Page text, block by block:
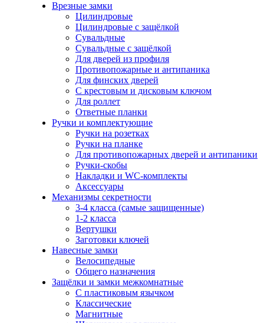
Врезные замки
Цилиндровые
Цилиндровые с защёлкой
Сувальдные
Сувальдные с защёлкой
Для дверей из профиля
Противопожарные и антипаника
Для финских дверей
С крестовым и дисковым ключом
Для роллет
Ответные планки
Ручки и комплектующие
Ручки на розетках
Ручки на планке
Для противопожарных дверей и антипаники
Ручки-скобы
Накладки и WC-комплекты
Аксессуары
Механизмы секретности
3-4 класса (самые защищенные)
1-2 класса
Вертушки
Заготовки ключей
Навесные замки
Велосипедные
Общего назначения
Защёлки и замки межкомнатные
С пластиковым язычком
Классические
Магнитные